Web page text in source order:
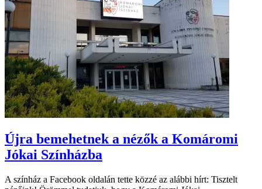
Újra bemehetnek a nézők a Komáromi
Jókai Színházba
A színház a Facebook oldalán tette közzé az alábbi hírt: Tisztelt